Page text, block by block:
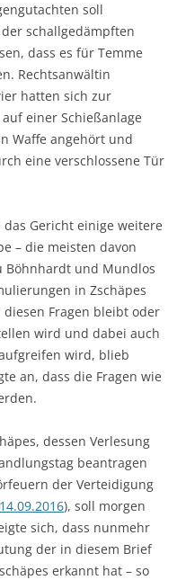
soll
schallgedämpften
dass es für Temme
Rechtsanwältin
hatten sich zur
einer Schießanlage
Waffe angehört und
eine verschlossene Tür
Gericht einige weitere
– die meisten davon
Böhnhardt und Mundlos
in Zschäpes
Fragen bleibt oder
wird und dabei auch
wird, blieb
an, dass die Fragen wie
dessen Verlesung
beantragen
der Verteidigung
14.09.2016), soll morgen
sich, dass nunmehr
der in diesem Brief
erkannt hat – so